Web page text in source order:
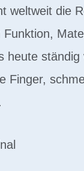
weltweit die
heute ständig
Finger,